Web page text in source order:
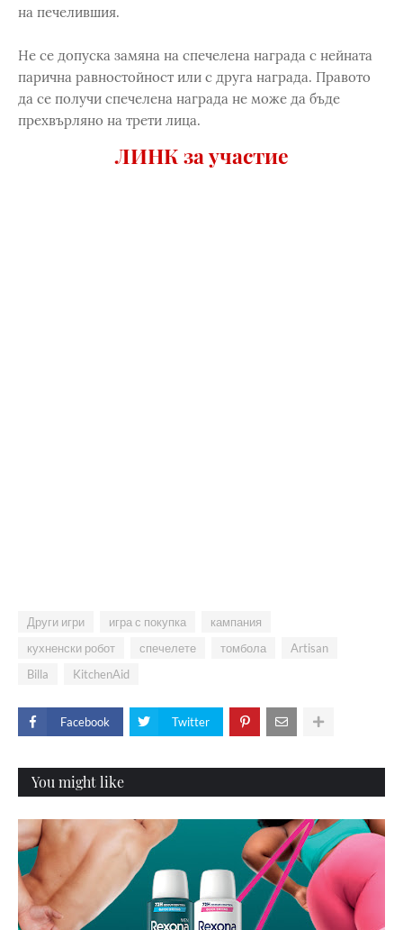
на печелившия.
Не се допуска замяна на спечелена награда с нейната
парична равностойност или с друга награда. Правото
да се получи спечелена награда не може да бъде
прехвърляно на трети лица.
ЛИНК за участие
Други игри игра с покупка
кампания
кухненски робот
спечелете томбола
Artisan
Billa
KitchenAid
Facebook Twitter
You might like